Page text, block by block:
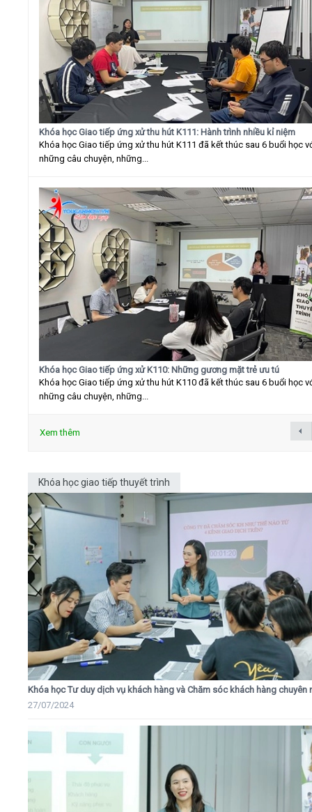
Khóa học Giao tiếp ứng xử thu hút K111: Hành trình nhiều kỉ niệm
Khóa học Giao tiếp ứng xử thu hút K111 đã kết thúc sau 6 buổi học
những câu chuyện, những...
Khóa học Giao tiếp ứng xử K110: Những gương mặt trẻ ưu tú
Khóa học Giao tiếp ứng xử thu hút K110 đã kết thúc sau 6 buổi học
những câu chuyện, những...
Xem thêm
Khóa học giao tiếp thuyết trình
Khóa học Tư duy dịch vụ khách hàng và Chăm sóc khách hàng chuyên
27/07/2024